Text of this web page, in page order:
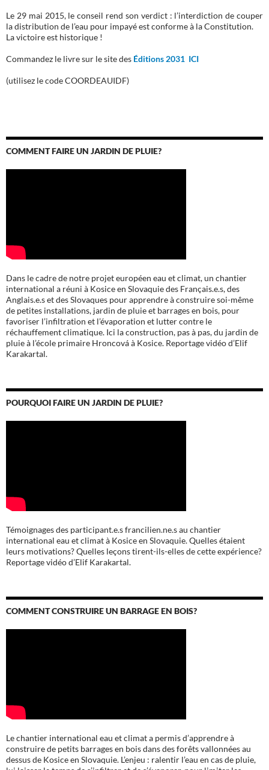
Le 29 mai 2015, le conseil rend son verdict : l’interdiction de couper
la distribution de l’eau pour impayé est conforme à la Constitution.
La victoire est historique !
Commandez le livre sur le site des Éditions 2031 ICI
(utilisez le code COORDEAUIDF)
COMMENT FAIRE UN JARDIN DE PLUIE?
Dans le cadre de notre projet européen eau et climat, un chantier
international a réuni à Kosice en Slovaquie des Français.e.s, des
Anglais.e.s et des Slovaques pour apprendre à construire soi-même
de petites installations, jardin de pluie et barrages en bois, pour
favoriser l’infiltration et l’évaporation et lutter contre le
réchauffement climatique. Ici la construction, pas à pas, du jardin de
pluie à l’école primaire Hroncová à Kosice. Reportage vidéo d’Elif
Karakartal.
POURQUOI FAIRE UN JARDIN DE PLUIE?
Témoignages des participant.e.s francilien.ne.s au chantier
international eau et climat à Kosice en Slovaquie. Quelles étaient
leurs motivations? Quelles leçons tirent-ils-elles de cette expérience?
Reportage vidéo d’Elif Karakartal.
COMMENT CONSTRUIRE UN BARRAGE EN BOIS?
Le chantier international eau et climat a permis d’apprendre à
construire de petits barrages en bois dans des forêts vallonnées au
dessus de Kosice en Slovaquie. L’enjeu : ralentir l’eau en cas de pluie,